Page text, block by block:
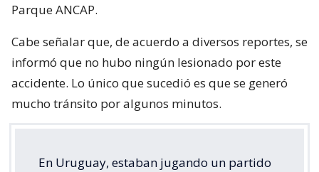
Parque ANCAP.
Cabe señalar que, de acuerdo a diversos reportes, se
informó que no hubo ningún lesionado por este
accidente. Lo único que sucedió es que se generó
mucho tránsito por algunos minutos.
En Uruguay, estaban jugando un partido